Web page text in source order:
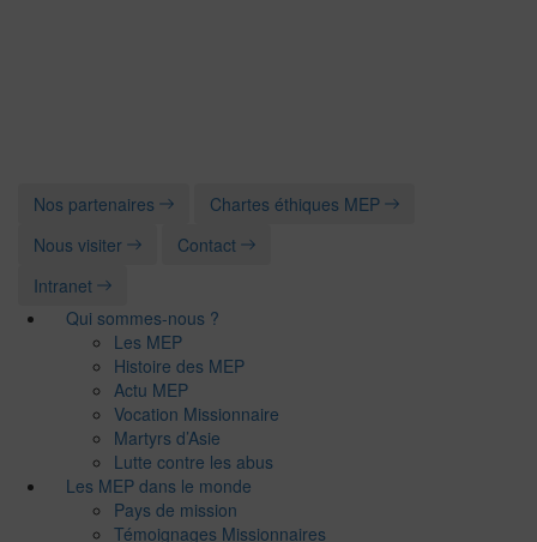
Nos partenaires
Chartes éthiques MEP
Nous visiter
Contact
Intranet
Qui sommes-nous ?
Les MEP
Histoire des MEP
Actu MEP
Vocation Missionnaire
Martyrs d’Asie
Lutte contre les abus
Les MEP dans le monde
Pays de mission
Témoignages Missionnaires